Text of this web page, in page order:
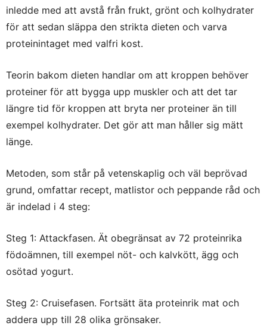
inledde med att avstå från frukt, grönt och kolhydrater
för att sedan släppa den strikta dieten och varva
proteinintaget med valfri kost.
Teorin bakom dieten handlar om att kroppen behöver
proteiner för att bygga upp muskler och att det tar
längre tid för kroppen att bryta ner proteiner än till
exempel kolhydrater. Det gör att man håller sig mätt
länge.
Metoden, som står på vetenskaplig och väl beprövad
grund, omfattar recept, matlistor och peppande råd och
är indelad i 4 steg:
Steg 1: Attackfasen. Ät obegränsat av 72 proteinrika
födoämnen, till exempel nöt- och kalvkött, ägg och
osötad yogurt.
Steg 2: Cruisefasen. Fortsätt äta proteinrik mat och
addera upp till 28 olika grönsaker.